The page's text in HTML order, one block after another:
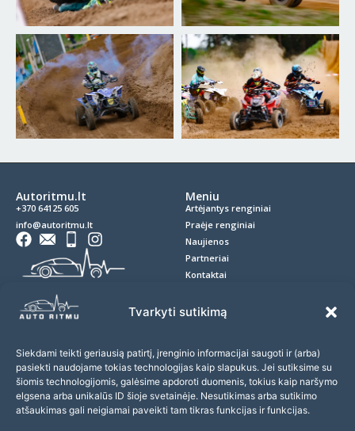
Tvarkyti sutikimą
Siekdami teikti geriausią patirtį, įrenginio informacijai saugoti ir (arba)
pasiekti naudojame tokias technologijas kaip slapukus. Jei sutiksime su
šiomis technologijomis, galėsime apdoroti duomenis, tokius kaip naršymo
elgsena arba unikalūs ID šioje svetainėje. Nesutikimas arba sutikimo
atšaukimas gali neigiamai paveikti tam tikras funkcijas ir funkcijas.
Autoritmu.lt
+370 64125 605
info@autoritmu.lt
Meniu
Artėjantys renginiai
Praėje renginiai
Naujienos
Partneriai
Kontaktai
Slapukai
Prenumerata
Prenumeruokite naujienlaiškį ir nepraleiskite įdomių
renginių!